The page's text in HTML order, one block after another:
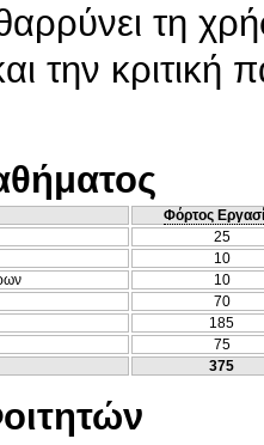
τη
την
Φόρτος
25
10
10
70
185
75
375